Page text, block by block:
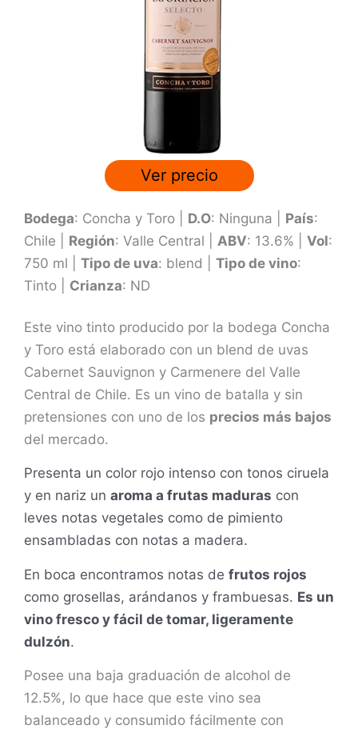
Ver precio
Bodega: Concha y Toro | D.O: Ninguna | País:
Chile | Región: Valle Central | ABV: 13.6% | Vol:
750 ml | Tipo de uva: blend | Tipo de vino:
Tinto | Crianza: ND
Este vino tinto producido por la bodega Concha
y Toro está elaborado con un blend de uvas
Cabernet Sauvignon y Carmenere del Valle
Central de Chile. Es un vino de batalla y sin
pretensiones con uno de los precios más bajos
del mercado.
Presenta un color rojo intenso con tonos ciruela
y en nariz un aroma a frutas maduras con
leves notas vegetales como de pimiento
ensambladas con notas a madera.
En boca encontramos notas de frutos rojos
como grosellas, arándanos y frambuesas. Es un
vino fresco y fácil de tomar, ligeramente
dulzón.
Posee una baja graduación de alcohol de
12.5%, lo que hace que este vino sea
balanceado y consumido fácilmente con